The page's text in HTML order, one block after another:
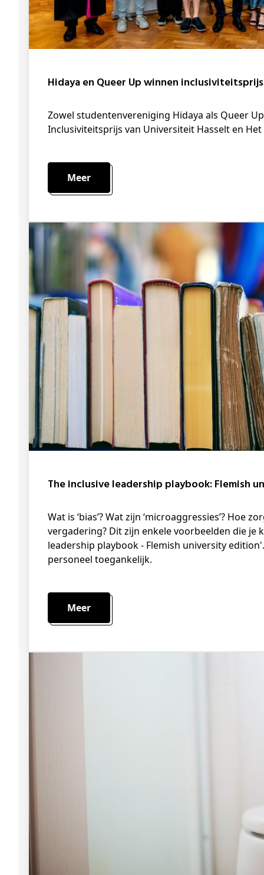
Hidaya en Queer Up winnen
Zowel studentenvereniging Hidaya als Queer Up hebben eerder dit semester de
Inclusiviteitsprijs van Universiteit Hasselt en
Meer
The inclusive leadership playbook: Flemish
Wat is ‘bias’? Wat zijn ‘microaggressies’? Hoe zorg ik voor een inclusieve
vergadering? Dit zijn enkele voorbeelden die je
leadership playbook - Flemish university
personeel toegankelijk.
Meer